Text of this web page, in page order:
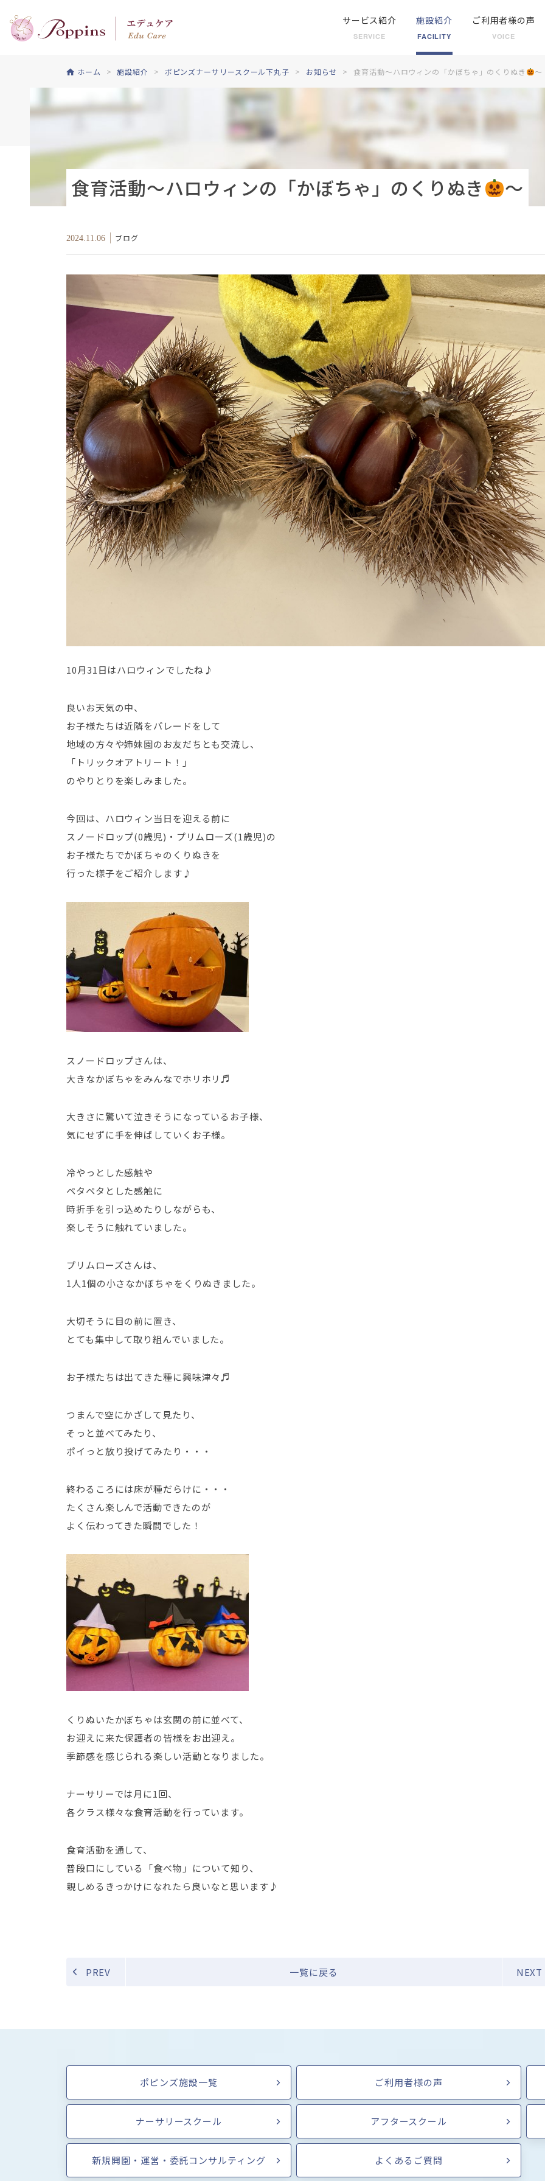
サービス紹介
SERVICE
施設紹介
FACILITY
ご利用者様の声
VOICE
ホーム 施設紹介 ポピンズナーサリースクール下丸子 お知らせ 食育活動～ハロウィンの「かぼちゃ」のくりぬき ～
食育活動～ハロウィンの「かぼちゃ」のくりぬき ～
2024.11.06 ブログ
10月31日はハロウィンでしたね♪
良いお天気の中、
お子様たちは近隣をパレードをして
地域の方々や姉妹園のお友だちとも交流し、
「トリックオアトリート！」
のやりとりを楽しみました。
今回は、ハロウィン当日を迎える前に
スノードロップ(0歳児)・プリムローズ(1歳児)の
お子様たちでかぼちゃのくりぬきを
行った様子をご紹介します♪
スノードロップさんは、
大きなかぼちゃをみんなでホリホリ♬
大きさに驚いて泣きそうになっているお子様、
気にせずに手を伸ばしていくお子様。
冷やっとした感触や
ペタペタとした感触に
時折手を引っ込めたりしながらも、
楽しそうに触れていました。
プリムローズさんは、
1人1個の小さなかぼちゃをくりぬきました。
大切そうに目の前に置き、
とても集中して取り組んでいました。
お子様たちは出てきた種に興味津々♬
つまんで空にかざして見たり、
そっと並べてみたり、
ポイっと放り投げてみたり・・・
終わるころには床が種だらけに・・・
たくさん楽しんで活動できたのが
よく伝わってきた瞬間でした！
くりぬいたかぼちゃは玄関の前に並べて、
お迎えに来た保護者の皆様をお出迎え。
季節感を感じられる楽しい活動となりました。
ナーサリーでは月に1回、
各クラス様々な食育活動を行っています。
食育活動を通して、
普段口にしている「食べ物」について知り、
親しめるきっかけになれたら良いなと思います♪
PREV 一覧に戻る NEXT
ポピンズ施設一覧 ご利用者様の声
ナーサリースクール アフタースクール
新規開園・運営・委託コンサルティング よくあるご質問